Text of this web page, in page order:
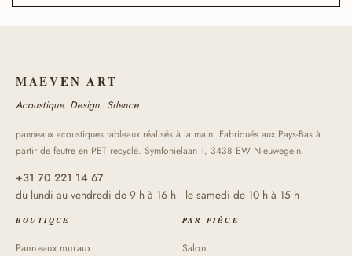
MAEVEN ART
Acoustique. Design. Silence.
panneaux acoustiques tableaux réalisés à la main. Fabriqués aux Pays-Bas à
partir de feutre en PET recyclé. Symfonielaan 1, 3438 EW Nieuwegein.
+31 70 221 14 67
du lundi au vendredi de 9 h à 16 h · le samedi de 10 h à 15 h
BOUTIQUE
Panneaux muraux
PAR PIÈCE
Salon